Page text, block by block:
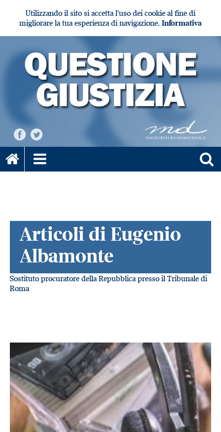
Utilizzando il sito si accetta l'uso dei cookie al fine di
migliorare la tua esperienza di navigazione. Informativa
Articoli di Eugenio
Albamonte
Sostituto procuratore della Repubblica presso il Tribunale di
Roma